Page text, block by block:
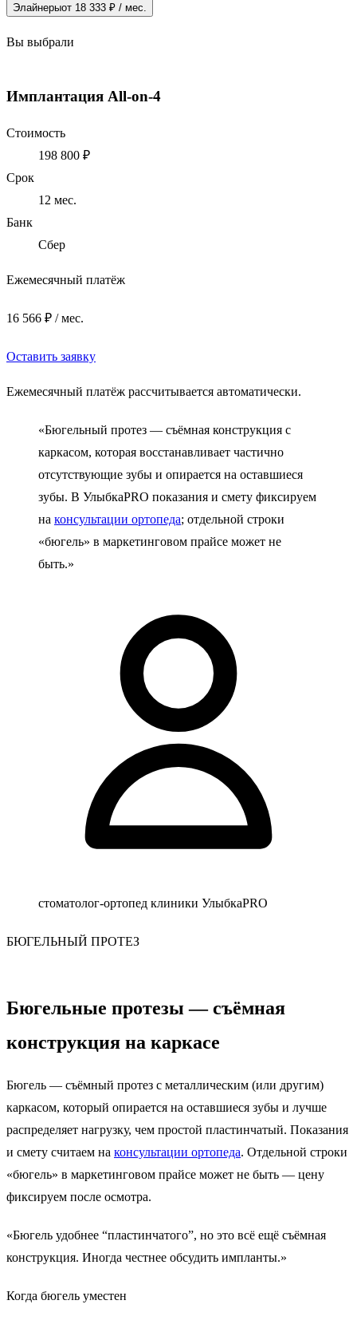
Элайнерыот 18 333 ₽ / мес.
Вы выбрали
Имплантация All-on-4
Стоимость
198 800 ₽
Срок
12 мес.
Банк
Сбер
Ежемесячный платёж
16 566 ₽ / мес.
Оставить заявку
Ежемесячный платёж рассчитывается автоматически.
«Бюгельный протез — съёмная конструкция с
каркасом, которая восстанавливает частично
отсутствующие зубы и опирается на оставшиеся
зубы. В УлыбкаPRO показания и смету фиксируем
на консультации ортопеда; отдельной строки
«бюгель» в маркетинговом прайсе может не
быть.»
стоматолог-ортопед клиники УлыбкаPRO
БЮГЕЛЬНЫЙ ПРОТЕЗ
Бюгельные протезы —съёмная
конструкция на каркасе
Бюгель — съёмный протез с металлическим (или другим)
каркасом, который опирается на оставшиеся зубы и лучше
распределяет нагрузку, чем простой пластинчатый. Показания
и смету считаем на консультации ортопеда. Отдельной строки
«бюгель» в маркетинговом прайсе может не быть — цену
фиксируем после осмотра.
«Бюгель удобнее “пластинчатого”, но это всё ещё съёмная
конструкция. Иногда честнее обсудить импланты.»
Когда бюгель уместен